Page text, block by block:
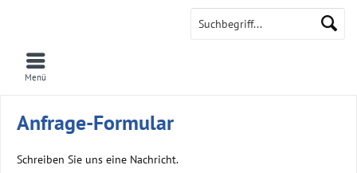
Menü
Anfrage-Formular
Schreiben Sie uns eine Nachricht.